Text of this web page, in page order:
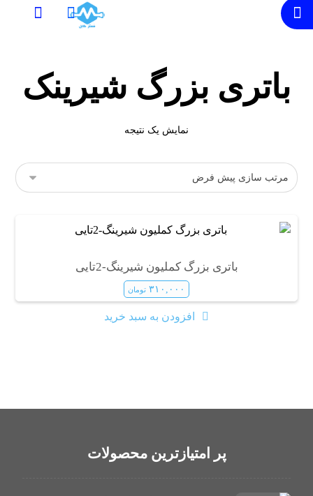
باتری بزرگ شیرینک
نمایش یک نتیجه
باتری بزرگ کملیون شیرینگ-2تایی
۳۱۰,۰۰۰ تومان
افزودن به سبد خرید
پر امتیازترین محصولات